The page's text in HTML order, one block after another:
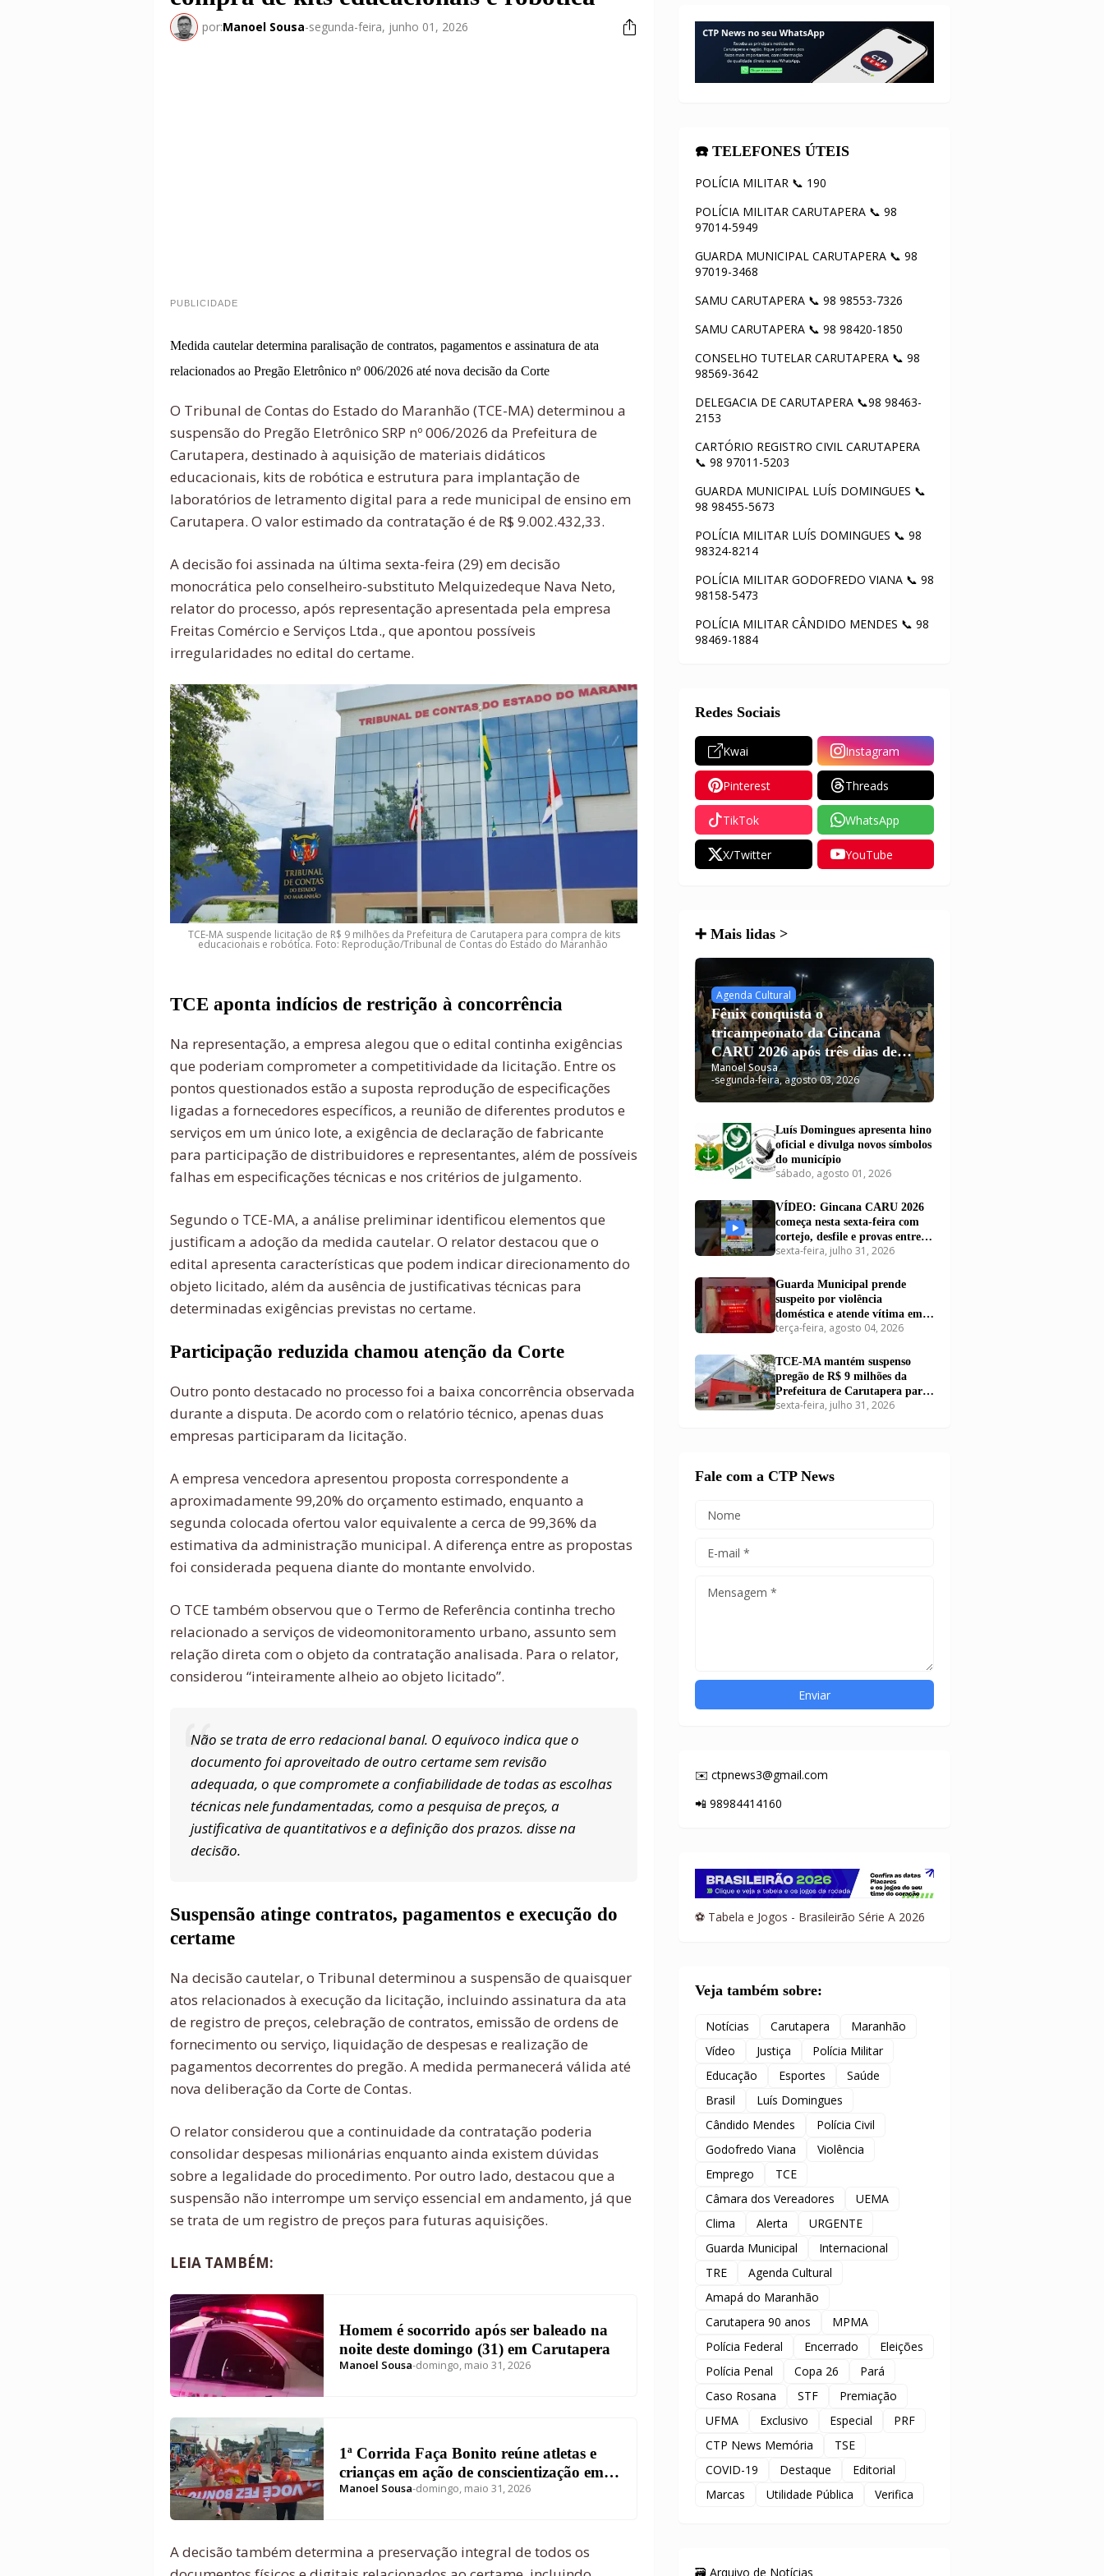
por:Manoel Sousa-segunda-feira, junho 01, 2026
PUBLICIDADE
Medida cautelar determina paralisação de contratos, pagamentos e assinatura de ata
relacionados ao Pregão Eletrônico nº 006/2026 até nova decisão da Corte
O Tribunal de Contas do Estado do Maranhão (TCE-MA) determinou a
suspensão do Pregão Eletrônico SRP nº 006/2026 da Prefeitura de
Carutapera, destinado à aquisição de materiais didáticos
educacionais, kits de robótica e estrutura para implantação de
laboratórios de letramento digital para a rede municipal de ensino em
Carutapera. O valor estimado da contratação é de R$ 9.002.432,33.
A decisão foi assinada na última sexta-feira (29) em decisão
monocrática pelo conselheiro-substituto Melquizedeque Nava Neto,
relator do processo, após representação apresentada pela empresa
Freitas Comércio e Serviços Ltda., que apontou possíveis
irregularidades no edital do certame.
TCE-MA suspende licitação de R$ 9 milhões da Prefeitura de Carutapera para compra de kits
educacionais e robótica. Foto: Reprodução/Tribunal de Contas do Estado do Maranhão
TCE aponta indícios de restrição à concorrência
Na representação, a empresa alegou que o edital continha exigências
que poderiam comprometer a competitividade da licitação. Entre os
pontos questionados estão a suposta reprodução de especificações
ligadas a fornecedores específicos, a reunião de diferentes produtos e
serviços em um único lote, a exigência de declaração de fabricante
para participação de distribuidores e representantes, além de possíveis
falhas em especificações técnicas e nos critérios de julgamento.
Segundo o TCE-MA, a análise preliminar identificou elementos que
justificam a adoção da medida cautelar. O relator destacou que o
edital apresenta características que podem indicar direcionamento do
objeto licitado, além da ausência de justificativas técnicas para
determinadas exigências previstas no certame.
Participação reduzida chamou atenção da Corte
Outro ponto destacado no processo foi a baixa concorrência observada
durante a disputa. De acordo com o relatório técnico, apenas duas
empresas participaram da licitação.
A empresa vencedora apresentou proposta correspondente a
aproximadamente 99,20% do orçamento estimado, enquanto a
segunda colocada ofertou valor equivalente a cerca de 99,36% da
estimativa da administração municipal. A diferença entre as propostas
foi considerada pequena diante do montante envolvido.
O TCE também observou que o Termo de Referência continha trecho
relacionado a serviços de videomonitoramento urbano, assunto sem
relação direta com o objeto da contratação analisada. Para o relator,
considerou “inteiramente alheio ao objeto licitado”.
Não se trata de erro redacional banal. O equívoco indica que o
documento foi aproveitado de outro certame sem revisão
adequada, o que compromete a confiabilidade de todas as escolhas
técnicas nele fundamentadas, como a pesquisa de preços, a
justificativa de quantitativos e a definição dos prazos. disse na
decisão.
Suspensão atinge contratos, pagamentos e execução do
certame
Na decisão cautelar, o Tribunal determinou a suspensão de quaisquer
atos relacionados à execução da licitação, incluindo assinatura da ata
de registro de preços, celebração de contratos, emissão de ordens de
fornecimento ou serviço, liquidação de despesas e realização de
pagamentos decorrentes do pregão. A medida permanecerá válida até
nova deliberação da Corte de Contas.
O relator considerou que a continuidade da contratação poderia
consolidar despesas milionárias enquanto ainda existem dúvidas
sobre a legalidade do procedimento. Por outro lado, destacou que a
suspensão não interrompe um serviço essencial em andamento, já que
se trata de um registro de preços para futuras aquisições.
LEIA TAMBÉM:
Homem é socorrido após ser baleado na
noite deste domingo (31) em Carutapera
Manoel Sousa-domingo, maio 31, 2026
1ª Corrida Faça Bonito reúne atletas e
crianças em ação de conscientização em
Carutapera
Manoel Sousa-domingo, maio 31, 2026
A decisão também determina a preservação integral de todos os
☎️ TELEFONES ÚTEIS
POLÍCIA MILITAR 📞 190
POLÍCIA MILITAR CARUTAPERA 📞 98
97014-5949
GUARDA MUNICIPAL CARUTAPERA 📞 98
97019-3468
SAMU CARUTAPERA 📞 98 98553-7326
SAMU CARUTAPERA 📞 98 98420-1850
CONSELHO TUTELAR CARUTAPERA 📞 98
98569-3642
DELEGACIA DE CARUTAPERA 📞98 98463-
2153
CARTÓRIO REGISTRO CIVIL CARUTAPERA
📞 98 97011-5203
GUARDA MUNICIPAL LUÍS DOMINGUES 📞
98 98455-5673
POLÍCIA MILITAR LUÍS DOMINGUES 📞 98
98324-8214
POLÍCIA MILITAR GODOFREDO VIANA 📞 98
98158-5473
POLÍCIA MILITAR CÂNDIDO MENDES 📞 98
98469-1884
Redes Sociais
Kwai Instagram
Pinterest Threads
TikTok WhatsApp
X/Twitter YouTube
➕ Mais lidas >
Agenda Cultural
Fênix conquista o
tricampeonato da Gincana
CARU 2026 após três dias de
disputas em Carutapera
Manoel Sousa
-segunda-feira, agosto 03, 2026
Luís Domingues apresenta hino
oficial e divulga novos símbolos
do município
sábado, agosto 01, 2026
VÍDEO: Gincana CARU 2026
começa nesta sexta-feira com
cortejo, desfile e provas entre
equipes em Carutapera
sexta-feira, julho 31, 2026
Guarda Municipal prende
suspeito por violência
doméstica e atende vítima em
Carutapera
terça-feira, agosto 04, 2026
TCE-MA mantém suspenso
pregão de R$ 9 milhões da
Prefeitura de Carutapera para
compra de kits educacionais
sexta-feira, julho 31, 2026
Fale com a CTP News
✉️ ctpnews3@gmail.com
📲 98984414160
⚽ Tabela e Jogos - Brasileirão Série A 2026
Veja também sobre:
Notícias Carutapera
Maranhão
Vídeo
Justiça
Polícia Militar
Educação
Esportes
Saúde
Brasil
Luís Domingues
Cândido Mendes
Polícia Civil
Godofredo Viana
Violência
Emprego
TCE
Câmara dos Vereadores
UEMA
Clima
Alerta
URGENTE
Guarda Municipal
Internacional
TRE
Agenda Cultural
Amapá do Maranhão
Carutapera 90 anos
MPMA
Polícia Federal
Encerrado
Eleições
Polícia Penal
Copa 26
Pará
Caso Rosana
STF
Premiação
UFMA
Exclusivo Especial
PRF
CTP News Memória
TSE
COVID-19
Destaque
Editorial
Marcas
Utilidade Pública Verifica
🗃️ Arquivo de Notícias